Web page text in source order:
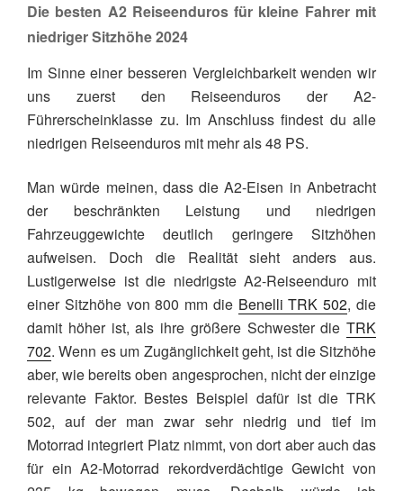
Die besten A2 Reiseenduros für kleine Fahrer mit
niedriger Sitzhöhe 2024
Im Sinne einer besseren Vergleichbarkeit wenden wir
uns zuerst den Reiseenduros der A2-
Führerscheinklasse zu. Im Anschluss findest du alle
niedrigen Reiseenduros mit mehr als 48 PS.
Man würde meinen, dass die A2-Eisen in Anbetracht
der beschränkten Leistung und niedrigen
Fahrzeuggewichte deutlich geringere Sitzhöhen
aufweisen. Doch die Realität sieht anders aus.
Lustigerweise ist die niedrigste A2-Reiseenduro mit
einer Sitzhöhe von 800 mm die Benelli TRK 502, die
damit höher ist, als ihre größere Schwester die TRK
702. Wenn es um Zugänglichkeit geht, ist die Sitzhöhe
aber, wie bereits oben angesprochen, nicht der einzige
relevante Faktor. Bestes Beispiel dafür ist die TRK
502, auf der man zwar sehr niedrig und tief im
Motorrad integriert Platz nimmt, von dort aber auch das
für ein A2-Motorrad rekordverdächtige Gewicht von